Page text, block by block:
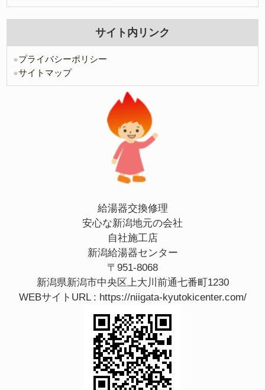
サイト内リンク
●プライバシーポリシー
●サイトマップ
給湯器交換修理
安心な新潟地元の会社
自社施工店
新潟給湯器センター
〒951-8068
新潟県新潟市中央区上大川前通七番町1230
WEBサイトURL : https://niigata-kyutokicenter.com/